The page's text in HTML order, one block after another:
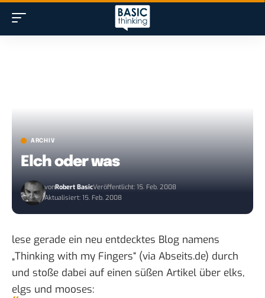
ARCHIV
Elch oder was
vonRobert BasicVeröffentlicht: 15. Feb. 2008
Aktualisiert: 15. Feb. 2008
lese gerade ein neu entdecktes Blog namens
„Thinking with my Fingers“ (via Abseits.de) durch
und stoße dabei auf einen süßen Artikel über elks,
elgs und mooses: